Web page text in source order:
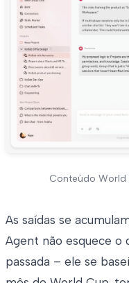
Conteúdo
As saídas se
Agent não esquece o
passada – ele se